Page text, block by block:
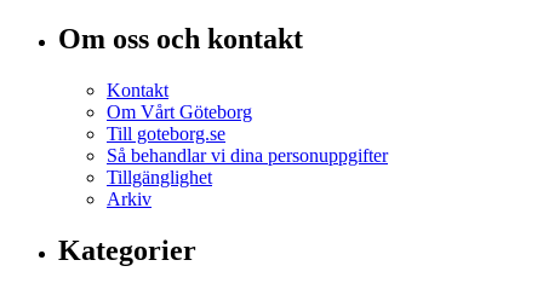
Om oss och kontakt
Kontakt
Om Vårt Göteborg
Till goteborg.se
Så behandlar vi dina personuppgifter
Tillgänglighet
Arkiv
Kategorier